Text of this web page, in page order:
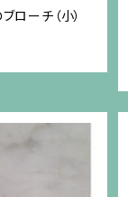
ーチ（小）